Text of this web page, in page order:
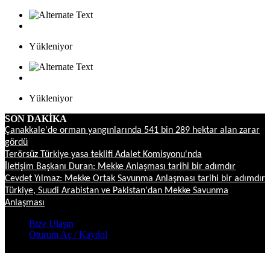
Yükleniyor
Yükleniyor
SON DAKİKA
Çanakkale'de orman yangınlarında 541 bin 289 hektar alan zarar
gördü
Terörsüz Türkiye yasa teklifi Adalet Komisyonu'nda
İletişim Başkanı Duran: Mekke Anlaşması tarihi bir adımdır
Cevdet Yılmaz: Mekke Ortak Savunma Anlaşması tarihi bir adımdır
Türkiye, Suudi Arabistan ve Pakistan'dan Mekke Savunma
Anlaşması
Bize Ulaşın
Oturum Aç / Kaydol